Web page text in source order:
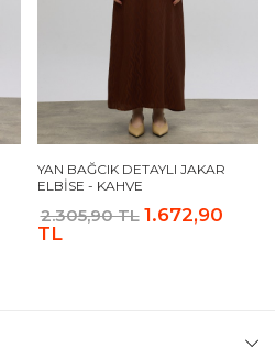
YAN BAĞCIK DETAYLI JAKAR
ELBISE - KAHVE
2.305,90 TL 1.672,90
TL